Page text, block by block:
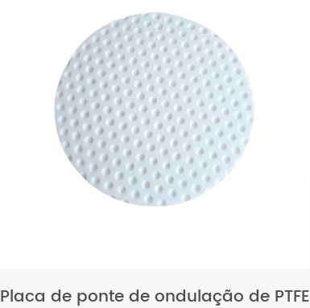
Placa de ponte de ondulação de PTFE